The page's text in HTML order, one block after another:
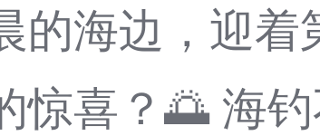
的海边，迎着
惊喜？🌅 海